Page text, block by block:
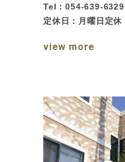
Tel：054-639-6329
定休日：月曜日定休
view more